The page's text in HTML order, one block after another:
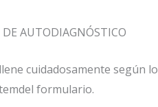
AUTODIAGNÓSTICO
cuidadosamente según lo
formulario.